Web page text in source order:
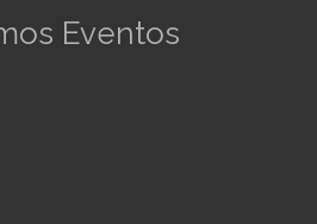
Eventos